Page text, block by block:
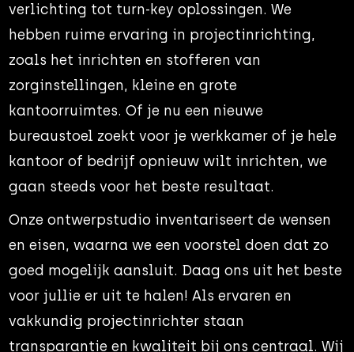
verlichting tot turn-key oplossingen. We
hebben ruime ervaring in projectinrichting,
zoals het inrichten en stofferen van
zorginstellingen, kleine en grote
kantoorruimtes. Of je nu een nieuwe
bureaustoel zoekt voor je werkkamer of je hele
kantoor of bedrijf opnieuw wilt inrichten, we
gaan steeds voor het beste resultaat.
Onze ontwerpstudio inventariseert de wensen
en eisen, waarna we een voorstel doen dat zo
goed mogelijk aansluit. Daag ons uit het beste
voor jullie er uit te halen! Als ervaren en
vakkundig projectinrichter staan
transparantie en kwaliteit bij ons centraal. Wij